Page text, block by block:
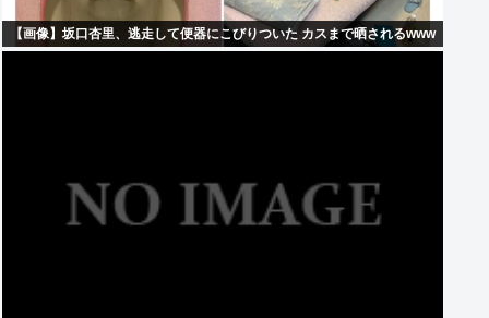
【画像】坂口杏里、逃走して便器にこびりついた カスまで晒されるwww